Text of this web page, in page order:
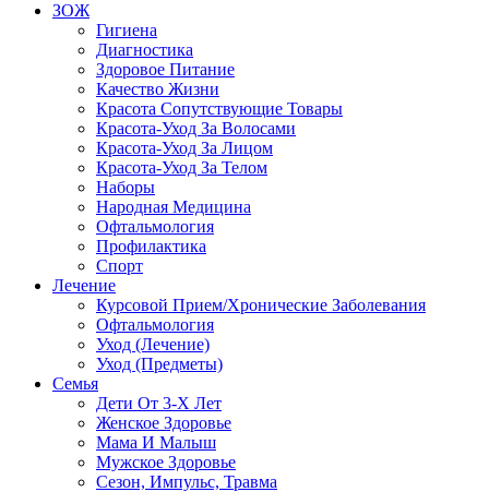
ЗОЖ
Гигиена
Диагностика
Здоровое Питание
Качество Жизни
Красота Сопутствующие Товары
Красота-Уход За Волосами
Красота-Уход За Лицом
Красота-Уход За Телом
Наборы
Народная Медицина
Офтальмология
Профилактика
Спорт
Лечение
Курсовой Прием/Хронические Заболевания
Офтальмология
Уход (Лечение)
Уход (Предметы)
Семья
Дети От 3-Х Лет
Женское Здоровье
Мама И Малыш
Мужское Здоровье
Сезон, Импульс, Травма